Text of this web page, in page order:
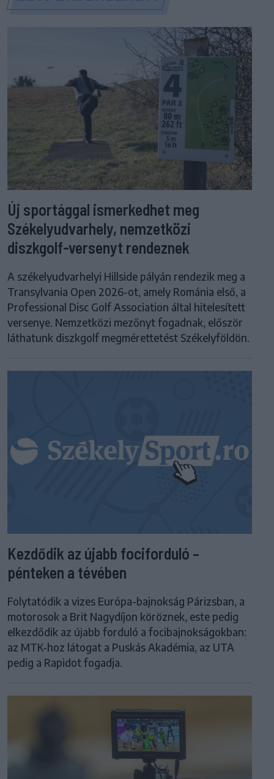
Új sportággal ismerkedhet meg
Székelyudvarhely, nemzetközi
diszkgolf-versenyt rendeznek
A székelyudvarhelyi Hillside pályán rendezik meg a
Transylvania Open 2026-ot, amely Románia első, a
Professional Disc Golf Association által hitelesített
versenye. Nemzetközi mezőnyt fogadnak, először
láthatunk diszkgolf megmérettetést Székelyföldön.
Kezdődik az újabb fociforduló –
pénteken a tévében
Folytatódik a vizes Európa-bajnokság Párizsban, a
motorosok a Brit Nagydíjon köröznek, este pedig
elkezdődik az újabb forduló a focibajnokságokban:
az MTK-hoz látogat a Puskás Akadémia, az UTA
pedig a Rapidot fogadja.